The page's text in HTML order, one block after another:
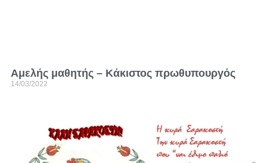
Αμελής μαθητής – Κάκιστος πρωθυπουργός
14/03/2022